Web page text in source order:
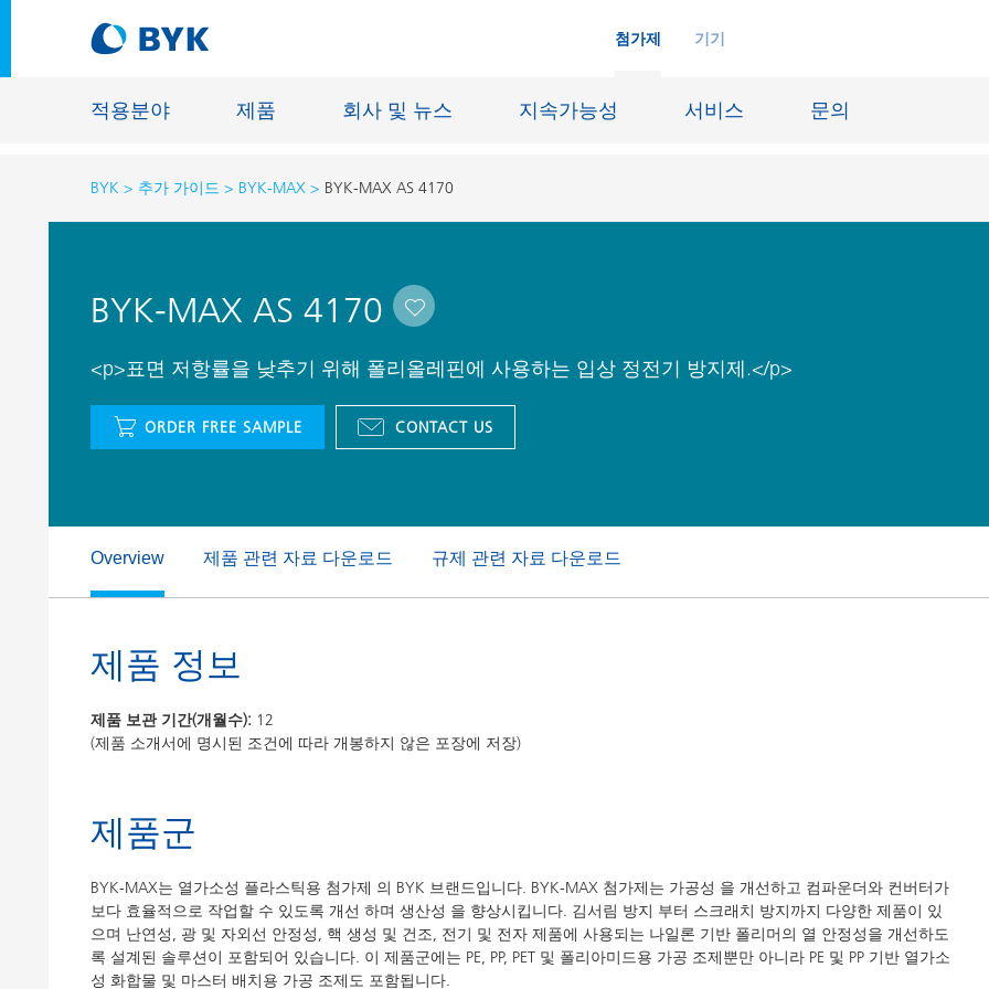
첨가제 기기
적용분야 제품 회사 및 뉴스 지속가능성 서비스 문의
적용분야에 따른 제품 추천
접착제 및 실란트
건축용 도료
자동차 보수용 도료
PCM 도료
에너지 저장시스템
섬유 사이징
주물 및 내화물
BYK 추가 가이드 BYK-MAX BYK-MAX AS 4170
BYK-MAX AS 4170
<p>표면 저항률을 낮추기 위해 폴리올레핀에 사용하는 입상 정전기 방지제.</p>
ORDER FREE SAMPLE CONTACT US
Overview 제품 관련 자료 다운로드 규제 관련 자료 다운로드
제품 정보
제품 보관 기간(개월수): 12
(제품 소개서에 명시된 조건에 따라 개봉하지 않은 포장에 저장)
제품군
BYK-MAX는 열가소성 플라스틱용 첨가제 의 BYK 브랜드입니다. BYK-MAX 첨가제는 가공성 을 개선하고 컴파운더와 컨버터가
보다 효율적으로 작업할 수 있도록 개선 하며 생산성 을 향상시킵니다. 김서림 방지 부터 스크래치 방지까지 다양한 제품이 있
으며 난연성, 광 및 자외선 안정성, 핵 생성 및 건조, 전기 및 전자 제품에 사용되는 나일론 기반 폴리머의 열 안정성을 개선하도
록 설계된 솔루션이 포함되어 있습니다. 이 제품군에는 PE, PP, PET 및 폴리아미드용 가공 조제뿐만 아니라 PE 및 PP 기반 열가소
성 화합물 및 마스터 배치용 가공 조제도 포함됩니다.